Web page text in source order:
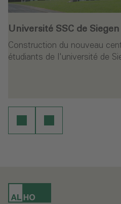
Université SSC de Siegen‎
Construction du nouveau
étudiants de l'université de